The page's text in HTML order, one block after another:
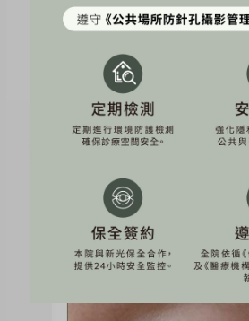
能量作用於筋膜層（SMAS），主
結構，因此更適合改善眉眼位置與